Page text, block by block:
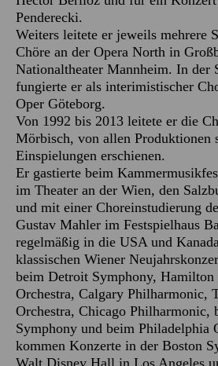
Penderecki.
Weiters leitete er jeweils mehrere
Chöre an der Opera North in
Nationaltheater Mannheim. In der
fungierte er als interimistischer
Oper Göteborg.
Von 1992 bis 2013 leitete er die
Mörbisch, von allen
Einspielungen erschienen.
Er gastierte beim
im Theater an der Wien, den
und mit einer Choreinstudierung
Gustav Mahler im Festspielhaus
regelmäßig in die USA und
klassischen Wiener
beim Detroit Symphony, Hamilton
Orchestra, Calgary Philharmonic,
Orchestra, Chicago Philharmonic,
Symphony und beim Philadelphia
kommen Konzerte in der Boston